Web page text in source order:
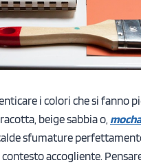
i colori che si fanno
beige sabbia o,
sfumature
contesto accogliente.